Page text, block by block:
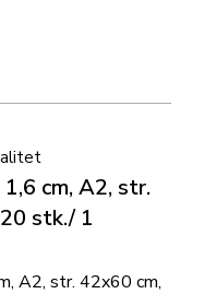
cm, A2, str.
stk./ 1